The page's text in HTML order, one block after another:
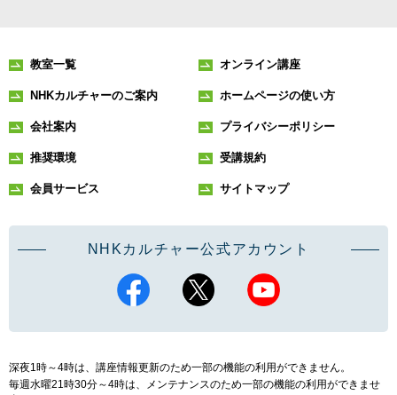
教室一覧 オンライン講座
NHKカルチャーのご案内 ホームページの使い方
会社案内 プライバシーポリシー
推奨環境 受講規約
会員サービス サイトマップ
NHKカルチャー公式アカウント
深夜1時～4時は、講座情報更新のため一部の機能の利用ができません。
毎週水曜21時30分～4時は、メンテナンスのため一部の機能の利用ができませ